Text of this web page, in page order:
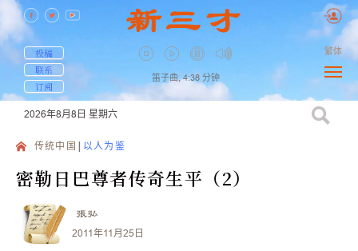
投稿
联系
订阅
笛子曲, 4:38 分钟
繁体
2026年8月8日 星期六
传统中国 以人为鉴
密勒日巴尊者传奇生平（2）
張弘
2011年11月25日